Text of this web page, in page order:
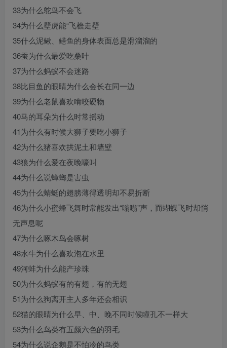
33为什么鸵鸟不会飞
34为什么壁虎能“飞檐走壁
35什么泥鳅、鳝鱼的身体表面总是滑溜溜的
36蚕为什么最爱吃桑叶
37为什么蚂蚁不会迷路
38比目鱼的眼睛为什么会长在同一边
39为什么老鼠喜欢啃咬硬物
40马的耳朵为什么时常摇动
41为什么有时候大狮子要吃小狮子
42为什么猪喜欢拱泥土和墙壁
43狼为什么爱在夜晚嚎叫
44为什么说蟑螂是害虫
45为什么蜻蜓的翅膀薄得透明却不易折断
46为什么小蜜蜂飞舞时常能发出“嗡嗡”声，而蝴蝶飞时却悄
无声息呢
47为什么啄木鸟会啄树
48水牛为什么喜欢泡在水里
49河蚌为什么能产珍珠
50为什么蚂蚁有的有翅，有的无翅
51为什么狗离开主人多年还会相识
52猫的眼睛为什么早、中、晚不同时候瞳孔不一样大
53为什么鸟类有五颜六色的羽毛
54为什么说企鹅是不怕冷的鸟类